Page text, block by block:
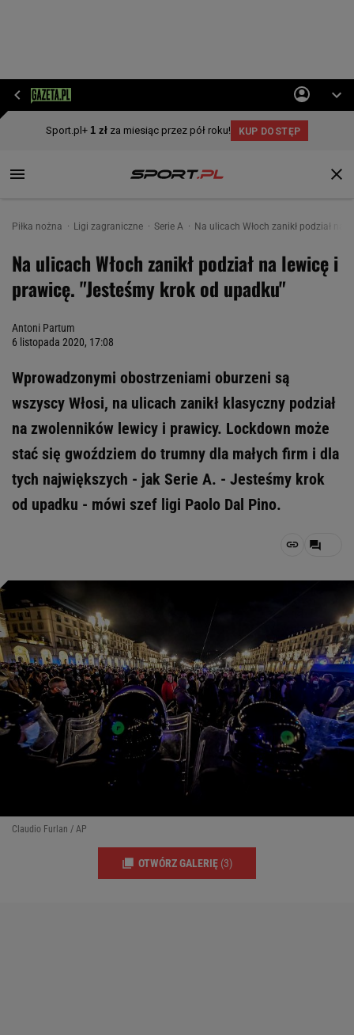
Piłka nożna Ligi zagraniczne Serie A Na ulicach Włoch zanikł podział
Na ulicach Włoch zanikł podział na lewicę i
prawicę. "Jesteśmy krok od upadku"
Antoni Partum
6 listopada 2020, 17:08
Wprowadzonymi obostrzeniami oburzeni są
wszyscy Włosi, na ulicach zanikł klasyczny podział
na zwolenników lewicy i prawicy. Lockdown może
stać się gwoździem do trumny dla małych firm i dla
tych największych - jak Serie A. - Jesteśmy krok
od upadku - mówi szef ligi Paolo Dal Pino.
Claudio Furlan / AP
OTWÓRZ GALERIĘ (3)